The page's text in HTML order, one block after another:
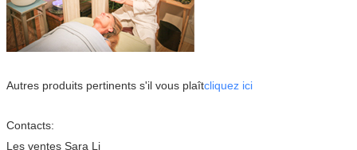
Autres produits pertinents s'il vous plaîtcliquez ici
Contacts:
Les ventes Sara Li